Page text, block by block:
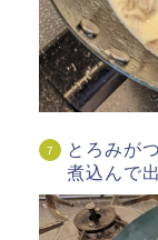
とろみが
煮込んで